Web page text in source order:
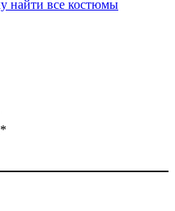
найти все костюмы